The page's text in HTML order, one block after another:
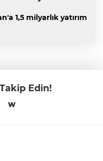
1,5 milyarlık yatırım
Edin!